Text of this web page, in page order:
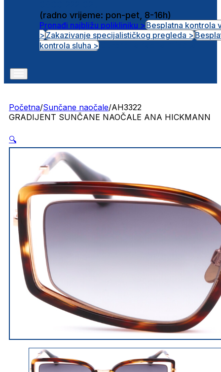
(radno vrijeme: pon-pet, 8-16h)
Pronađi najbližu polikliniku >Besplatna kontrola
>Zakazivanje specijalističkog pregleda >
kontrola sluha >
Početna/Sunčane naočale/AH3322
GRADIJENT SUNČANE NAOČALE ANA HICKMANN
🔍